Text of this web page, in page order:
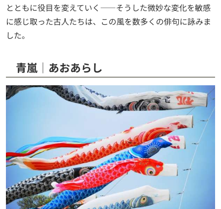
とともに役目を変えていく——そうした微妙な変化を敏感
に感じ取った古人たちは、この風を数多くの俳句に詠みま
した。
青嵐│あおあらし